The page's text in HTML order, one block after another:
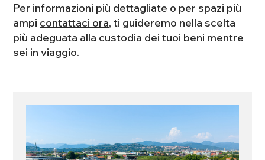
Per informazioni più dettagliate o per spazi più
ampi contattaci ora, ti guideremo nella scelta
più adeguata alla custodia dei tuoi beni mentre
sei in viaggio.